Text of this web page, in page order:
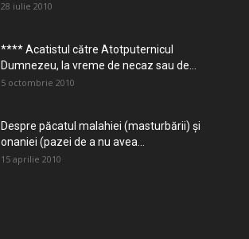
28 iulie 2010
**** Acatistul către Atotputernicul
Dumnezeu, la vreme de necaz sau de...
5 octombrie 2010
Despre păcatul malahiei (masturbării) şi
onaniei (pazei de a nu avea...
15 aprilie 2010